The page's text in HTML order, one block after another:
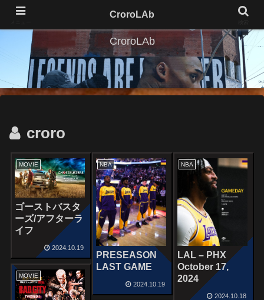
CroroLAb
croro
MOVIE
ゴーストバスタ
ーズ/アフターラ
イフ
2024.10.19
NBA
PRESEASON
LAST GAME
2024.10.19
NBA
LAL – PHX
October 17,
2024
2024.10.18
MOVIE
CroroLAb